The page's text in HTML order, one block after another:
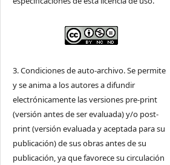
3. Condiciones de auto-archivo. Se permite
y se anima a los autores a difundir
electrónicamente las versiones pre-print
(versión antes de ser evaluada) y/o post-
print (versión evaluada y aceptada para su
publicación) de sus obras antes de su
publicación, ya que favorece su circulación